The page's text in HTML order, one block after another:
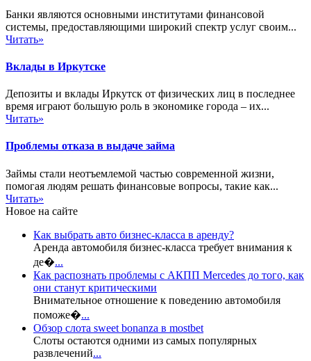
Банки являются основными институтами финансовой
системы, предоставляющими широкий спектр услуг своим...
Читать»
Вклады в Иркутске
Депозиты и вклады Иркутск от физических лиц в последнее
время играют большую роль в экономике города – их...
Читать»
Проблемы отказа в выдаче займа
Займы стали неотъемлемой частью современной жизни,
помогая людям решать финансовые вопросы, такие как...
Читать»
Новое на сайте
Как выбрать авто бизнес-класса в аренду?
Аренда автомобиля бизнес-класса требует внимания к
де�...
Как распознать проблемы с АКПП Mercedes до того, как
они станут критическими
Внимательное отношение к поведению автомобиля
поможе�...
Обзор слота sweet bonanza в mostbet
Слоты остаются одними из самых популярных
развлечений...